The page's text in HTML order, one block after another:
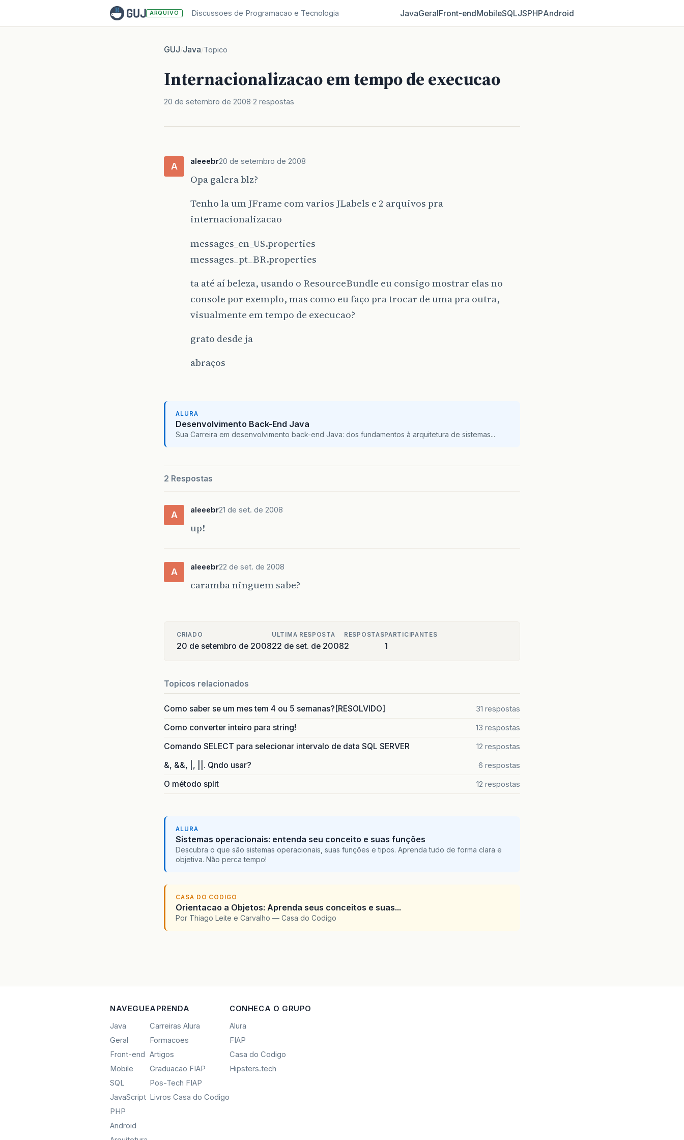
ARQUIVO Discussoes de Programacao e Tecnologia JavaGeralFront‑endMobileSQLJSPHPAndroid
GUJ/Java/Topico
Internacionalizacao em tempo de execucao
20 de setembro de 2008 2 respostas
A aleeebr20 de setembro de 2008
Opa galera blz?
Tenho la um JFrame com varios JLabels e 2 arquivos pra
internacionalizacao
messages_en_US.properties
messages_pt_BR.properties
ta até aí beleza, usando o ResourceBundle eu consigo mostrar elas no
console por exemplo, mas como eu faço pra trocar de uma pra outra,
visualmente em tempo de execucao?
grato desde ja
abraços
ALURA
Desenvolvimento Back-End Java
Sua Carreira em desenvolvimento back-end Java: dos fundamentos à arquitetura de sistemas...
2 Respostas
A aleeebr21 de set. de 2008
up!
A aleeebr22 de set. de 2008
caramba ninguem sabe?
CRIADO
20 de setembro de 2008
ULTIMA RESPOSTA
22 de set. de 2008
RESPOSTAS
2
PARTICIPANTES
1
Topicos relacionados
Como saber se um mes tem 4 ou 5 semanas?[RESOLVIDO] 31 respostas
Como converter inteiro para string! 13 respostas
Comando SELECT para selecionar intervalo de data SQL SERVER 12 respostas
&, &&, |, ||. Qndo usar? 6 respostas
O método split 12 respostas
ALURA
Sistemas operacionais: entenda seu conceito e suas funções
Descubra o que são sistemas operacionais, suas funções e tipos. Aprenda tudo de forma clara e
objetiva. Não perca tempo!
CASA DO CODIGO
Orientacao a Objetos: Aprenda seus conceitos e suas...
Por Thiago Leite e Carvalho — Casa do Codigo
NAVEGUE
Java
Geral
Front-end
Mobile
SQL
JavaScript
PHP
Android
APRENDA
Carreiras Alura
Formacoes
Artigos
Graduacao FIAP
Pos-Tech FIAP
Livros Casa do Codigo
CONHECA O GRUPO
Alura
FIAP
Casa do Codigo
Hipsters.tech